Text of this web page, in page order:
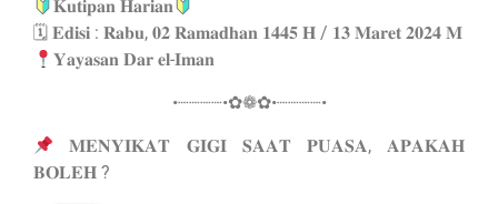
𝐊𝐮𝐭𝐢𝐩𝐚𝐧 𝐇𝐚𝐫𝐢𝐚𝐧
🗓 𝐄𝐝𝐢𝐬𝐢 : 𝐑𝐚𝐛𝐮, 𝟎𝟐 𝐑𝐚𝐦𝐚𝐝𝐡𝐚𝐧 𝟏𝟒𝟒𝟓 𝐇 / 𝟏𝟑 𝐌𝐚𝐫𝐞𝐭 𝟐𝟎𝟐𝟒 𝐌
𝐘𝐚𝐲𝐚𝐬𝐚𝐧 𝐃𝐚𝐫 𝐞𝐥-𝐈𝐦𝐚𝐧
•┈┈┈┈•✿❁✿•┈┈┈┈•
𝐌𝐄𝐍𝐘𝐈𝐊𝐀𝐓 𝐆𝐈𝐆𝐈 𝐒𝐀𝐀𝐓 𝐏𝐔𝐀𝐒𝐀, 𝐀𝐏𝐀𝐊𝐀𝐇
𝐁𝐎𝐋𝐄𝐇 ?